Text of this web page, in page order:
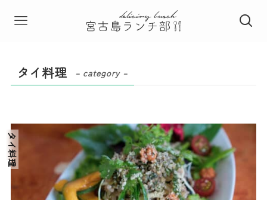
タイ料理 – category –
タイ料理